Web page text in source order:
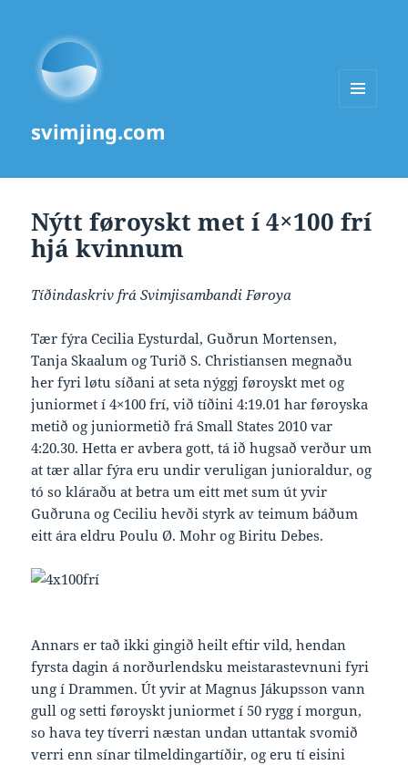
svimjing.com
Nýtt føroyskt met í 4×100 frí
hjá kvinnum
Tíðindaskriv frá Svimjisambandi Føroya
Tær fýra Cecilia Eysturdal, Guðrun Mortensen,
Tanja Skaalum og Turið S. Christiansen megnaðu
her fyri løtu síðani at seta nýggj føroyskt met og
juniormet í 4×100 frí, við tíðini 4:19.01 har føroyska
metið og juniormetið frá Small States 2010 var
4:20.30. Hetta er avbera gott, tá ið hugsað verður um
at tær allar fýra eru undir veruligan junioraldur, og
tó so kláraðu at betra um eitt met sum út yvir
Guðruna og Ceciliu hevði styrk av teimum báðum
eitt ára eldru Poulu Ø. Mohr og Biritu Debes.
Annars er tað ikki gingið heilt eftir vild, hendan
fyrsta dagin á norðurlendsku meistarastevnuni fyri
ung í Drammen. Út yvir at Magnus Jákupsson vann
gull og setti føroyskt juniormet í 50 rygg í morgun,
so hava tey tíverri næstan undan uttantak svomið
verri enn sínar tilmeldingartíðir, og eru tí eisini